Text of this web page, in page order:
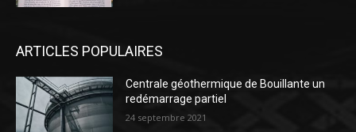
ARTICLES POPULAIRES
Centrale géothermique de Bouillante un
redémarrage partiel
24 septembre 2021